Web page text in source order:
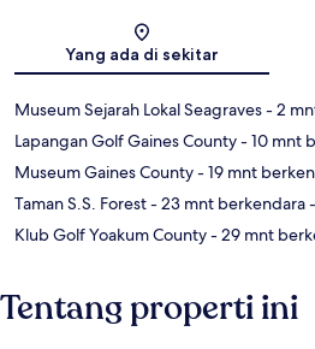
Yang ada di sekitar
Museum Sejarah Lokal Seagraves- 2
Lapangan Golf Gaines County- 10 mnt
Museum Gaines County- 19 mnt
Taman S.S. Forest- 23 mnt berkendara
Klub Golf Yoakum County- 29 mnt
Tentang properti ini